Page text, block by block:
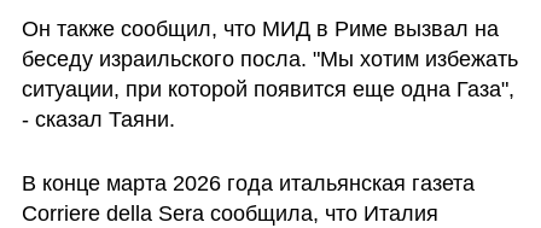
Он также сообщил, что МИД в Риме вызвал на
беседу израильского посла. "Мы хотим избежать
ситуации, при которой появится еще одна Газа",
- сказал Таяни.
В конце марта 2026 года итальянская газета
Corriere della Sera сообщила, что Италия